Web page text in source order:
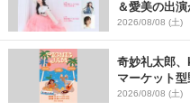
＆愛美の出演
2026/08/08 (土)
奇妙礼太郎
マーケット
早割チケット
2026/08/08 (土)